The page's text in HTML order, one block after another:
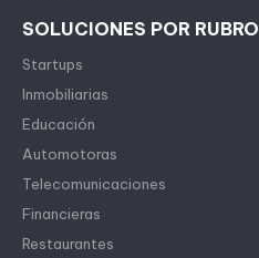
SOLUCIONES POR RUBRO
Startups
Inmobiliarias
Educación
Automotoras
Telecomunicaciones
Financieras
Restaurantes